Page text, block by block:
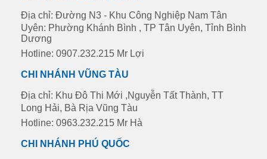
Địa chỉ: Đường N3 - Khu Công Nghiệp Nam Tân
Uyên: Phường Khánh Bình , TP Tân Uyên, Tỉnh Bình
Dương
Hotline: 0907.232.215 Mr Lợi
CHI NHÁNH VŨNG TÀU
Địa chỉ: Khu Đô Thi Mới ,Nguyễn Tất Thành, TT
Long Hải, Bà Rịa Vũng Tàu
Hotline: 0963.232.215 Mr Hà
CHI NHÁNH PHÚ QUỐC